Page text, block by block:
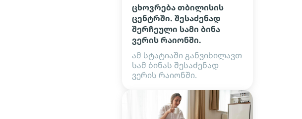
ცხოვრება თბილისის
ცენტრში. შესაძენად
შერჩეული სამი ბინა
ვერის რაიონში.
ამ სტატიაში განვიხილავთ
სამ ბინას შესაძენად
ვერის რაიონში.